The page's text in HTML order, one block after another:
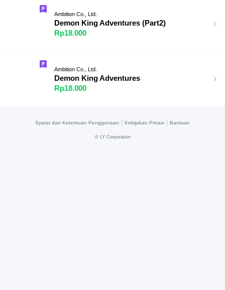
Ambition Co., Ltd.
Demon King Adventures (Part2)
Rp18.000
Ambition Co., Ltd.
Demon King Adventures
Rp18.000
Syarat dan Ketentuan Penggunaan Kebijakan Privasi Bantuan
© LY Corporation